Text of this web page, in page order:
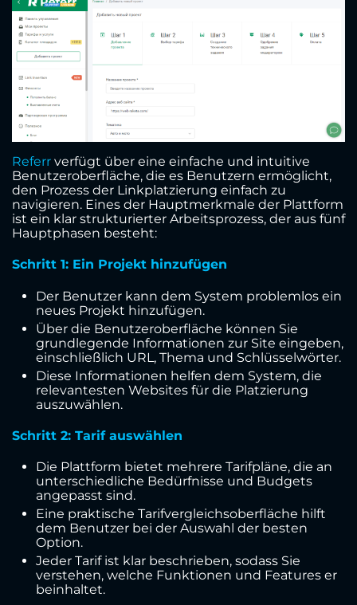
Referr verfügt über eine einfache und intuitive
Benutzeroberfläche, die es Benutzern ermöglicht,
den Prozess der Linkplatzierung einfach zu
navigieren. Eines der Hauptmerkmale der Plattform
ist ein klar strukturierter Arbeitsprozess, der aus fünf
Hauptphasen besteht:
Schritt 1: Ein Projekt hinzufügen
Der Benutzer kann dem System problemlos ein
neues Projekt hinzufügen.
Über die Benutzeroberfläche können Sie
grundlegende Informationen zur Site eingeben,
einschließlich URL, Thema und Schlüsselwörter.
Diese Informationen helfen dem System, die
relevantesten Websites für die Platzierung
auszuwählen.
Schritt 2: Tarif auswählen
Die Plattform bietet mehrere Tarifpläne, die an
unterschiedliche Bedürfnisse und Budgets
angepasst sind.
Eine praktische Tarifvergleichsoberfläche hilft
dem Benutzer bei der Auswahl der besten
Option.
Jeder Tarif ist klar beschrieben, sodass Sie
verstehen, welche Funktionen und Features er
beinhaltet.